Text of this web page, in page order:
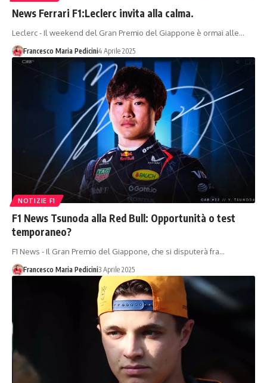
News Ferrari F1:Leclerc invita alla calma.
Leclerc - Il weekend del Gran Premio del Giappone è ormai alle…
Francesco Maria Pedicini4 Aprile 2025
NOTIZIE F1
F1 News Tsunoda alla Red Bull: Opportunità o test
temporaneo?
F1 News - Il Gran Premio del Giappone, che si disputerà fra…
Francesco Maria Pedicini3 Aprile 2025